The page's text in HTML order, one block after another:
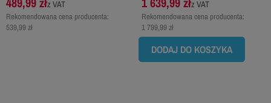
z VAT
Rekomendowana cena producenta:
539,99 zł
z VAT
Rekomendowana cena producenta:
1 799,99 zł
DODAJ DO KOSZYKA